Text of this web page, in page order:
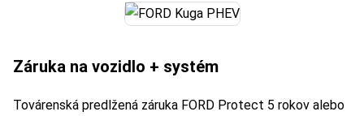
Záruka na vozidlo + systém
Továrenská predlžená záruka FORD Protect 5 rokov alebo